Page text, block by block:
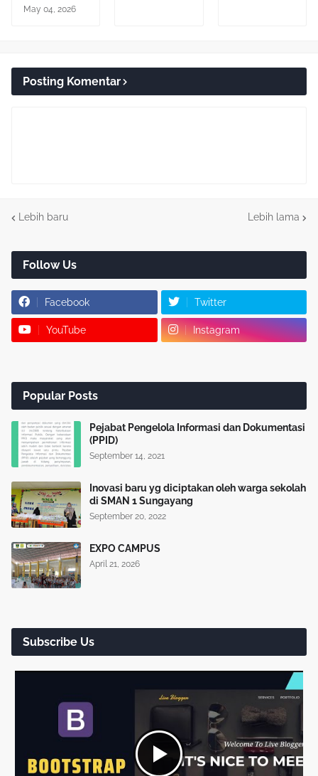
May 04, 2026
Posting Komentar
Lebih baru Lebih lama
Follow Us
Facebook Twitter
YouTube Instagram
Popular Posts
Pejabat Pengelola Informasi dan Dokumentasi
(PPID)
September 14, 2021
Inovasi baru yg diciptakan oleh warga sekolah
di SMAN 1 Sungayang
September 20, 2022
EXPO CAMPUS
April 21, 2026
Subscribe Us